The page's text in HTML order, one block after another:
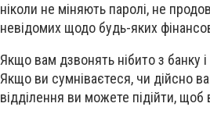
ніколи не міняють паролі, не
невідомих щодо будь-яких
Якщо вам дзвонять нібито з банку
Якщо ви сумніваєтеся, чи дійсно
відділення ви можете підійти,